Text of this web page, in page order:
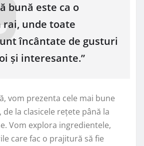
bună este ca o
rai, unde toate
încântate de gusturi
și interesante.”
vom prezenta cele mai bune
la clasicele rețete până la
Vom explora ingredientele,
care fac o prajitură să fie